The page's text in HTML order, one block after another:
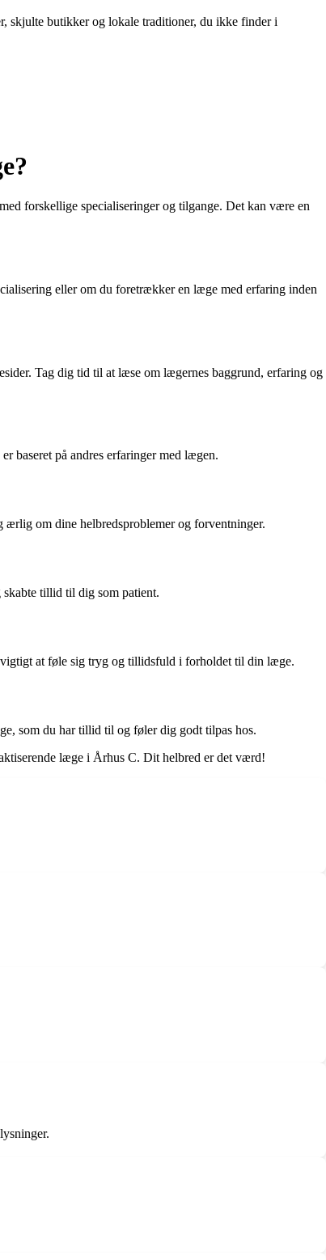
skjulte butikker og lokale traditioner, du ikke finder i
forskellige specialiseringer og tilgange. Det kan være en
eller om du foretrækker en læge med erfaring inden
Tag dig tid til at læse om lægernes baggrund, erfaring og
baseret på andres erfaringer med lægen.
om dine helbredsproblemer og forventninger.
tillid til dig som patient.
at føle sig tryg og tillidsfuld i forholdet til din læge.
som du har tillid til og føler dig godt tilpas hos.
læge i Århus C. Dit helbred er det værd!